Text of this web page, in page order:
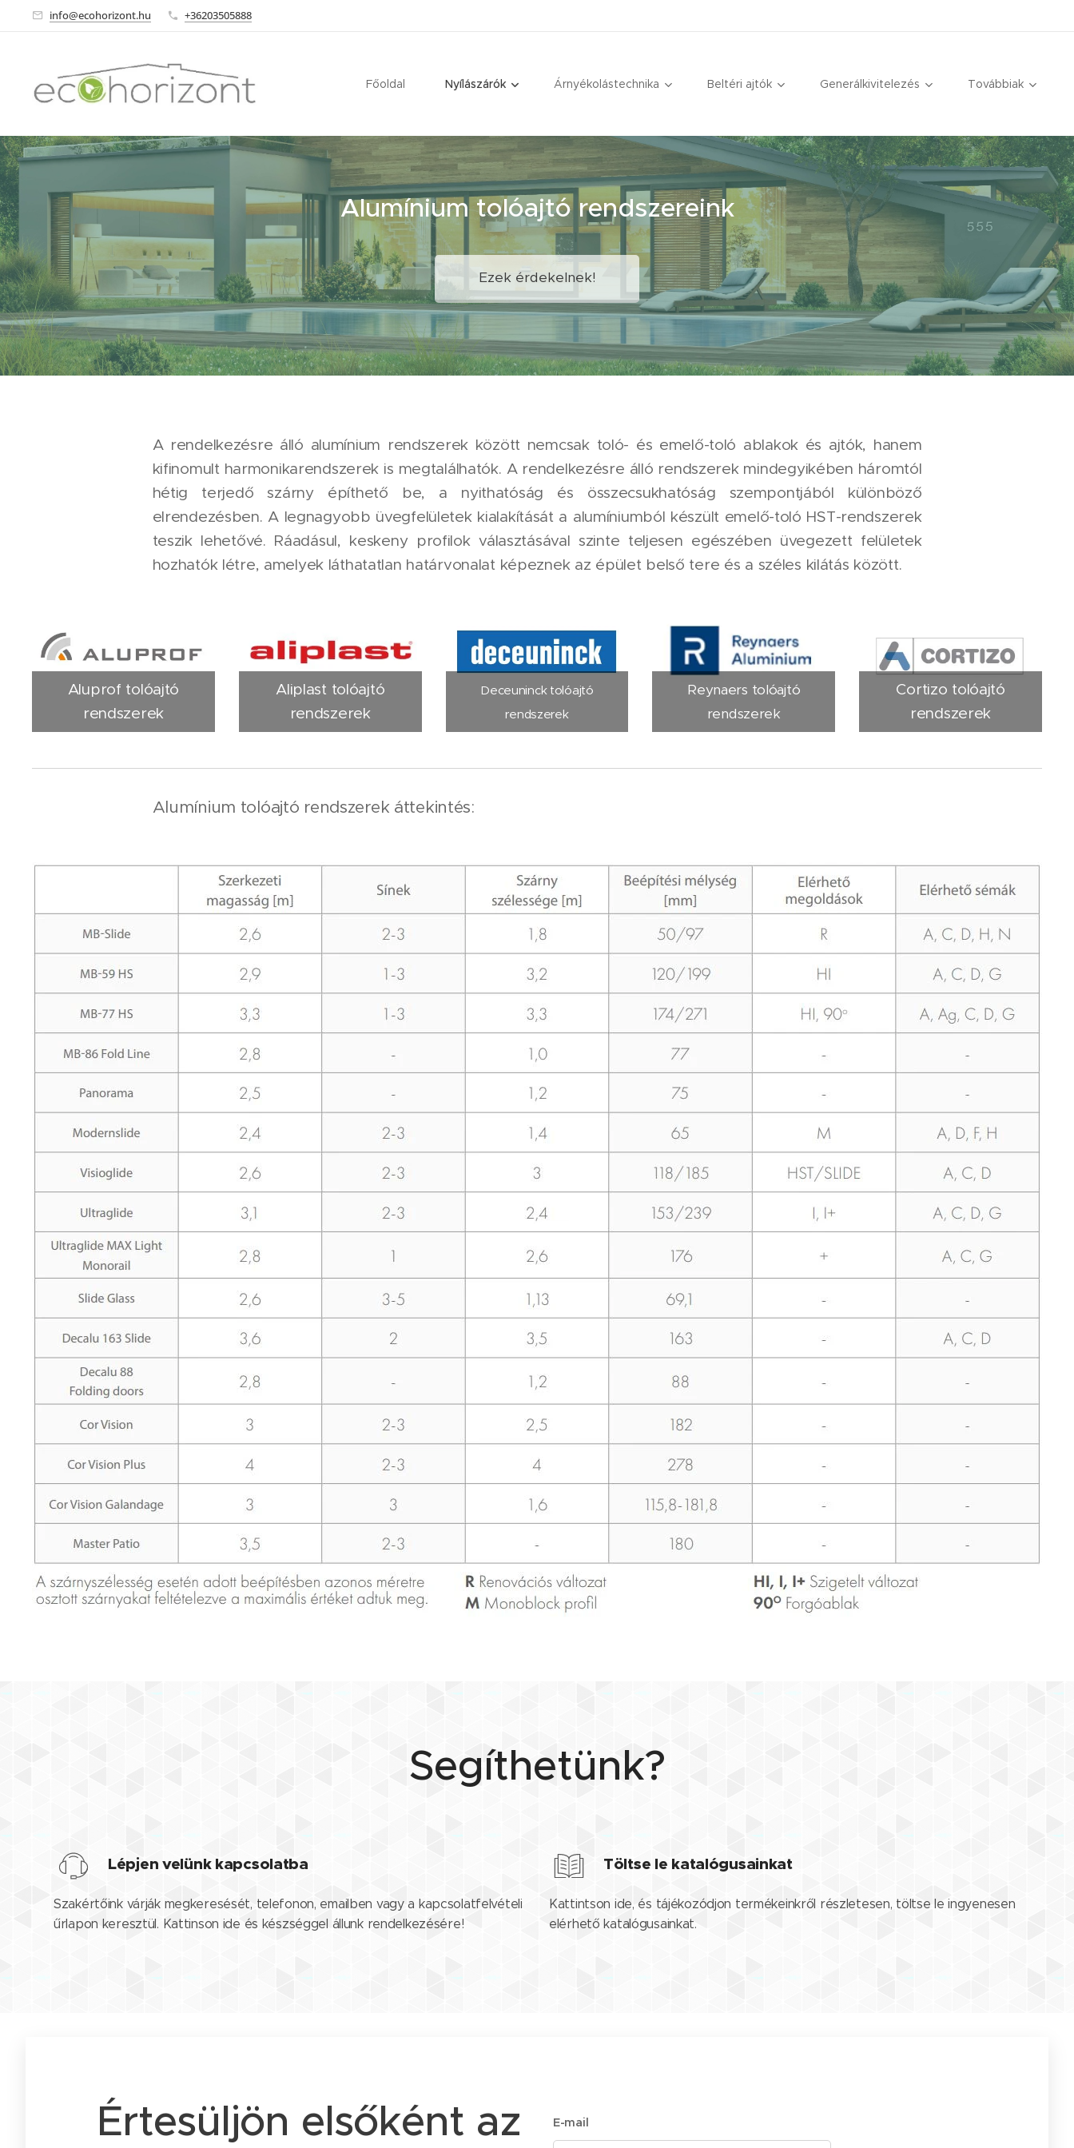
info@ecohorizont.hu +36203505888
Főoldal Nyílászárók Árnyékolástechnika Beltéri ajtók Generálkivitelezés Továbbiak
Alumínium tolóajtó rendszereink
Ezek érdekelnek!
A rendelkezésre álló alumínium rendszerek között nemcsak toló- és emelő-toló ablakok és ajtók, hanem
kifinomult harmonikarendszerek is megtalálhatók. A rendelkezésre álló rendszerek mindegyikében háromtól
hétig terjedő szárny építhető be, a nyithatóság és összecsukhatóság szempontjából különböző
elrendezésben. A legnagyobb üvegfelületek kialakítását a alumíniumból készült emelő-toló HST-rendszerek
teszik lehetővé. Ráadásul, keskeny profilok választásával szinte teljesen egészében üvegezett felületek
hozhatók létre, amelyek láthatatlan határvonalat képeznek az épület belső tere és a széles kilátás között.
Aluprof tolóajtó
rendszerek
Aliplast tolóajtó
rendszerek
Deceuninck tolóajtó
rendszerek
Reynaers tolóajtó
rendszerek
Cortizo tolóajtó
rendszerek
Alumínium tolóajtó rendszerek áttekintés:
Segíthetünk?
Lépjen velünk kapcsolatba
Szakértőink várják megkeresését, telefonon, emailben vagy a kapcsolatfelvételi
űrlapon keresztül. Kattinson ide és készséggel állunk rendelkezésére!
Töltse le katalógusainkat
Kattintson ide, és tájékozódjon termékeinkről részletesen, töltse le ingyenesen
elérhető katalógusainkat.
Értesüljön elsőként az E-mail